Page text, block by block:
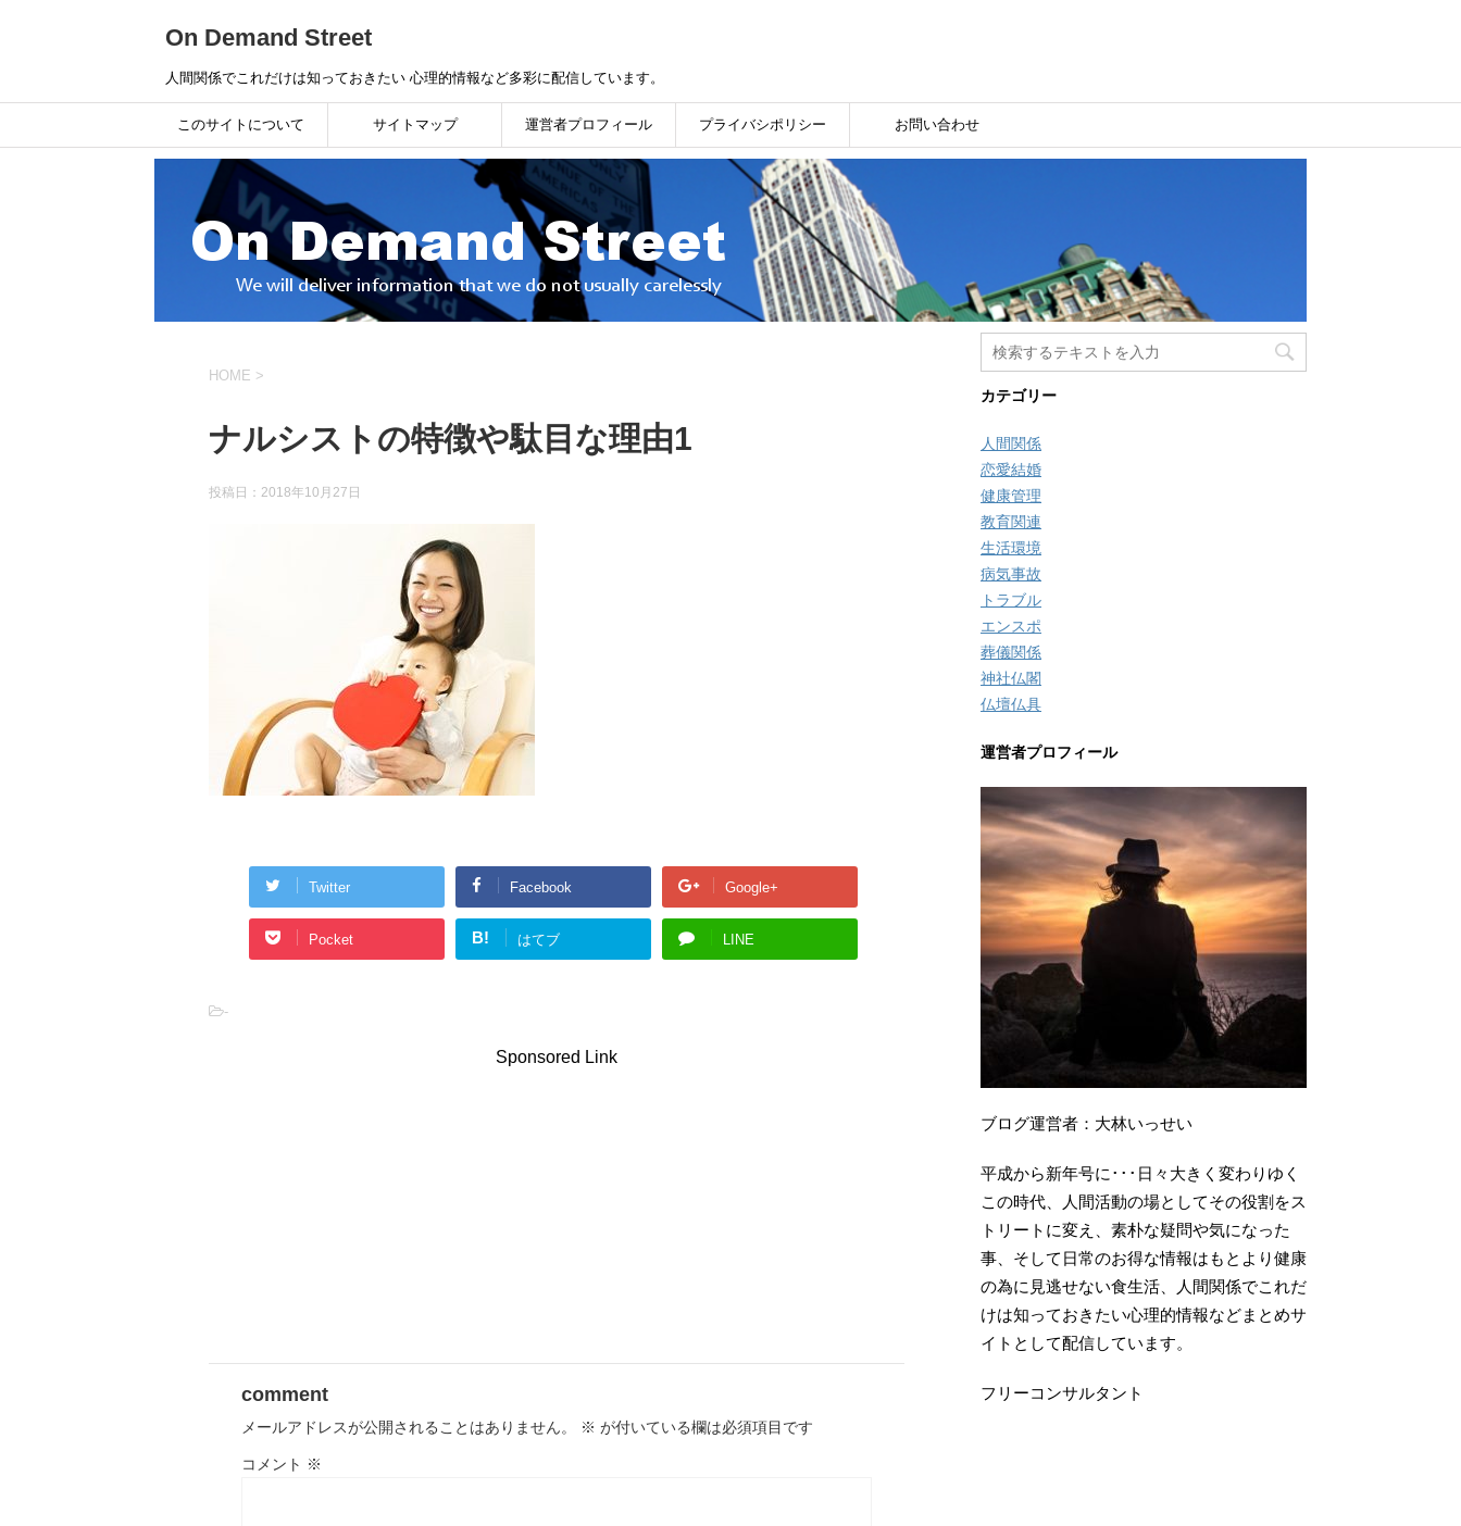
On Demand Street
人間関係でこれだけは知っておきたい 心理的情報など多彩に配信しています。
このサイトについて サイトマップ 運営者プロフィール プライバシポリシー お問い合わせ
HOME >
ナルシストの特徴や駄目な理由1
投稿日： 2018年10月27日
Twitter Facebook Google+
Pocket B! はてブ LINE
-
Sponsored Link
comment
メールアドレスが公開されることはありません。 ※ が付いている欄は必須項目です
コメント ※
カテゴリー
人間関係
恋愛結婚
健康管理
教育関連
生活環境
病気事故
トラブル
エンスポ
葬儀関係
神社仏閣
仏壇仏具
運営者プロフィール
ブログ運営者：大林いっせい
平成から新年号に･･･日々大きく変わりゆく
この時代、人間活動の場としてその役割をス
トリートに変え、素朴な疑問や気になった
事、そして日常のお得な情報はもとより健康
の為に見逃せない食生活、人間関係でこれだ
けは知っておきたい心理的情報などまとめサ
イトとして配信しています。
フリーコンサルタント